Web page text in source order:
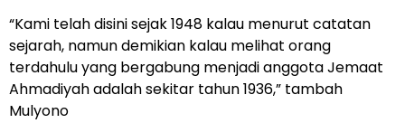
“Kami telah disini sejak 1948 kalau menurut catatan
sejarah, namun demikian kalau melihat orang
terdahulu yang bergabung menjadi anggota Jemaat
Ahmadiyah adalah sekitar tahun 1936,” tambah
Mulyono